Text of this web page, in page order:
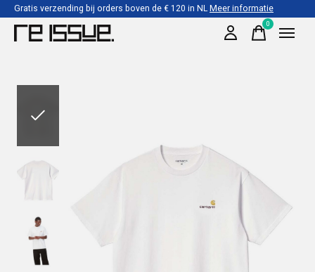
Gratis verzending bij orders boven de € 120 in NLMeer informatie
0items